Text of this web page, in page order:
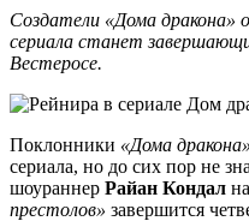
Создатели «Дома
сериала станет
Вестеросе.
Поклонники «Дома дракона»
сериала, но до сих пор не
шоураннер Райан Кондал
престолов» завершится